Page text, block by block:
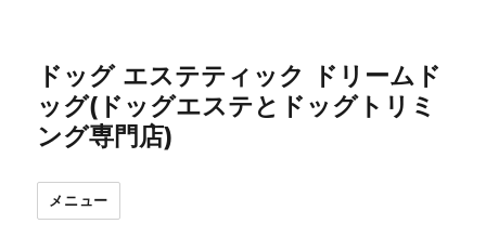
ドッグ エステティック ドリームド
ッグ(ドッグエステとドッグトリミ
ング専門店)
メニュー